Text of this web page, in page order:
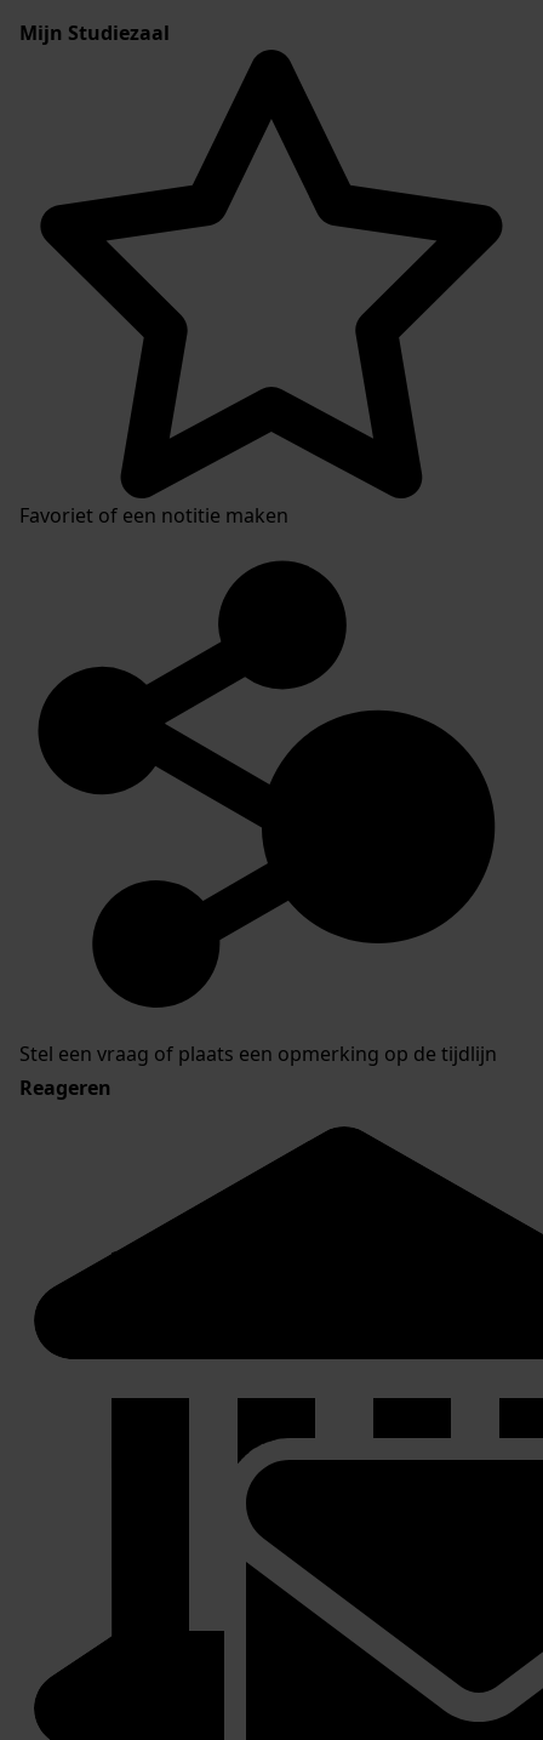
Mijn Studiezaal
Favoriet of een notitie maken
Stel een vraag of plaats een opmerking op de tijdlijn
Reageren